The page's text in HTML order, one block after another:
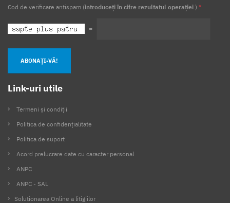
Cod de verificare antispam (introduceți în cifre rezultatul operației ) *
=
ABONAȚI-VĂ!
Link-uri utile
Termeni și condiții
Politica de confidențialitate
Politica de suport
Acord prelucrare date cu caracter personal
ANPC
ANPC - SAL
Soluționarea Online a litigiilor